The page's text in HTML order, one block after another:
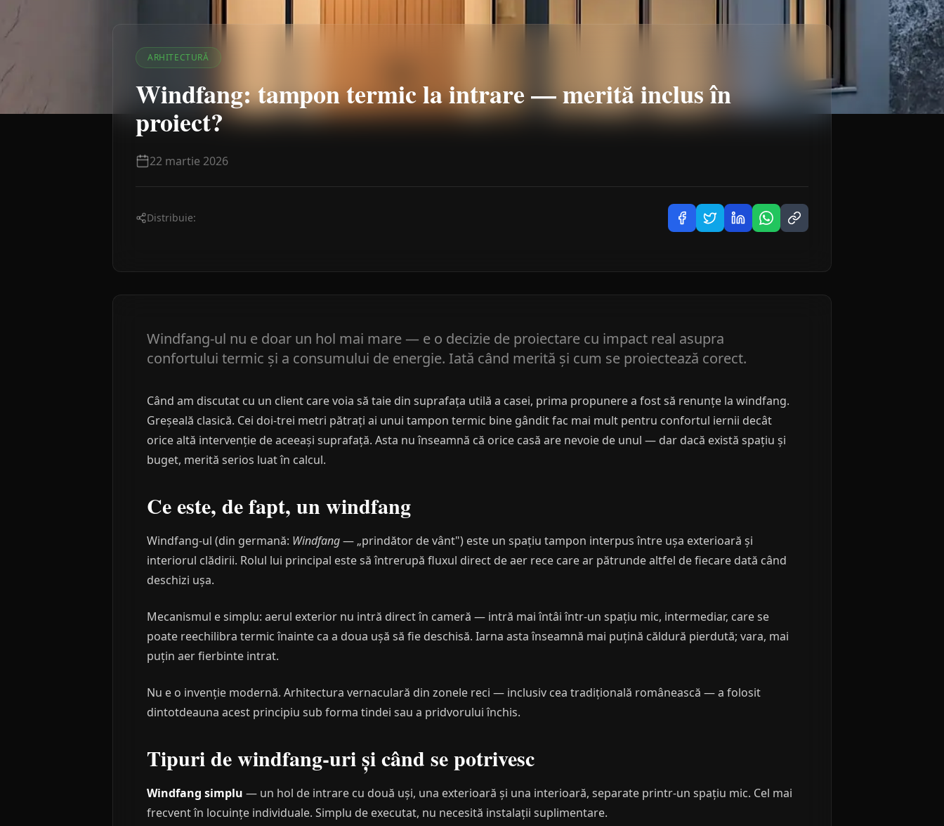
ARHITECTURĂ
Windfang: tampon termic la intrare — merită inclus în
proiect?
22 martie 2026
Distribuie:
Windfang-ul nu e doar un hol mai mare — e o decizie de proiectare cu impact real asupra
confortului termic și a consumului de energie. Iată când merită și cum se proiectează corect.
Când am discutat cu un client care voia să taie din suprafața utilă a casei, prima propunere a fost să renunțe la windfang.
Greșeală clasică. Cei doi-trei metri pătrați ai unui tampon termic bine gândit fac mai mult pentru confortul iernii decât
orice altă intervenție de aceeași suprafață. Asta nu înseamnă că orice casă are nevoie de unul — dar dacă există spațiu și
buget, merită serios luat în calcul.
Ce este, de fapt, un windfang
Windfang-ul (din germană: Windfang— „prindător de vânt") este un spațiu tampon interpus între ușa exterioară și
interiorul clădirii. Rolul lui principal este să întrerupă fluxul direct de aer rece care ar pătrunde altfel de fiecare dată când
deschizi ușa.
Mecanismul e simplu: aerul exterior nu intră direct în cameră — intră mai întâi într-un spațiu mic, intermediar, care se
poate reechilibra termic înainte ca a doua ușă să fie deschisă. Iarna asta înseamnă mai puțină căldură pierdută; vara, mai
puțin aer fierbinte intrat.
Nu e o invenție modernă. Arhitectura vernaculară din zonele reci — inclusiv cea tradițională românească — a folosit
dintotdeauna acest principiu sub forma tindei sau a pridvorului închis.
Tipuri de windfang-uri și când se potrivesc
Windfang simplu — un hol de intrare cu două uși, una exterioară și una interioară, separate printr-un spațiu mic. Cel mai
frecvent în locuințe individuale. Simplu de executat, nu necesită instalații suplimentare.